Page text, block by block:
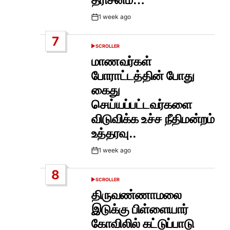
Post1 week ago
7
POSTED
SCROLLER
மாணவர்கள்
போராட்டத்தின் போது
கைது
செய்யப்பட்டவர்களை
விடுவிக்க உச்ச நீதிமன்றம்
உத்தரவு..
Post1 week ago
8
POSTED
SCROLLER
திருவண்ணாமலை
இடுக்கு பிள்ளையார்
கோவிலில் கட்டுப்பாடு